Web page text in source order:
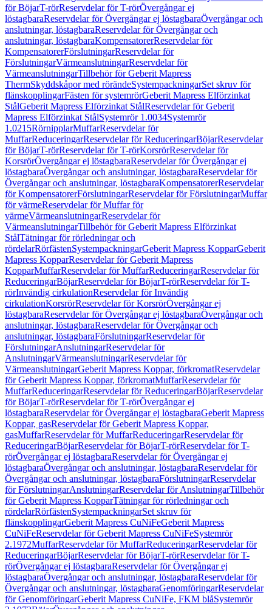
för BöjarT-rörReservdelar för T-rörÖvergångar ej
löstagbaraReservdelar för Övergångar ej löstagbaraÖvergångar och
anslutningar, löstagbaraReservdelar för Övergångar och
anslutningar, löstagbaraKompensatorerReservdelar för
KompensatorerFörslutningarReservdelar för
FörslutningarVärmeanslutningarReservdelar för
VärmeanslutningarTillbehör för Geberit Mapress
ThermSkyddskåpor med rörändeSystempackningarSet skruv för
flänskopplingarFästen för systemrörGeberit Mapress Elförzinkat
StålGeberit Mapress Elförzinkat StålReservdelar för Geberit
Mapress Elförzinkat StålSystemrör 1.0034Systemrör
1.0215RörnipplarMuffarReservdelar för
MuffarReduceringarReservdelar för ReduceringarBöjarReservdelar
för BöjarT-rörReservdelar för T-rörKorsrörReservdelar för
KorsrörÖvergångar ej löstagbaraReservdelar för Övergångar ej
löstagbaraÖvergångar och anslutningar, löstagbaraReservdelar för
Övergångar och anslutningar, löstagbaraKompensatorerReservdelar
för KompensatorerFörslutningarReservdelar för FörslutningarMuffar
för värmeReservdelar för Muffar för
värmeVärmeanslutningarReservdelar för
VärmeanslutningarTillbehör för Geberit Mapress Elförzinkat
StålTätningar för rörledningar och
rördelarRörfästenSystempackningarGeberit Mapress KopparGeberit
Mapress KopparReservdelar för Geberit Mapress
KopparMuffarReservdelar för MuffarReduceringarReservdelar för
ReduceringarBöjarReservdelar för BöjarT-rörReservdelar för T-
rörInvändig cirkulationReservdelar för Invändig
cirkulationKorsrörReservdelar för KorsrörÖvergångar ej
löstagbaraReservdelar för Övergångar ej löstagbaraÖvergångar och
anslutningar, löstagbaraReservdelar för Övergångar och
anslutningar, löstagbaraFörslutningarReservdelar för
FörslutningarAnslutningarReservdelar för
AnslutningarVärmeanslutningarReservdelar för
VärmeanslutningarGeberit Mapress Koppar, förkromatReservdelar
för Geberit Mapress Koppar, förkromatMuffarReservdelar för
MuffarReduceringarReservdelar för ReduceringarBöjarReservdelar
för BöjarT-rörReservdelar för T-rörÖvergångar ej
löstagbaraReservdelar för Övergångar ej löstagbaraGeberit Mapress
Koppar, gasReservdelar för Geberit Mapress Koppar,
gasMuffarReservdelar för MuffarReduceringarReservdelar för
ReduceringarBöjarReservdelar för BöjarT-rörReservdelar för T-
rörÖvergångar ej löstagbaraReservdelar för Övergångar ej
löstagbaraÖvergångar och anslutningar, löstagbaraReservdelar för
Övergångar och anslutningar, löstagbaraFörslutningarReservdelar
för FörslutningarAnslutningarReservdelar för AnslutningarTillbehör
för Geberit Mapress KopparTätningar för rörledningar och
rördelarRörfästenSystempackningarSet skruv för
flänskopplingarGeberit Mapress CuNiFeGeberit Mapress
CuNiFeReservdelar för Geberit Mapress CuNiFeSystemrör
2.1972MuffarReservdelar för MuffarReduceringarReservdelar för
ReduceringarBöjarReservdelar för BöjarT-rörReservdelar för T-
rörÖvergångar ej löstagbaraReservdelar för Övergångar ej
löstagbaraÖvergångar och anslutningar, löstagbaraReservdelar för
Övergångar och anslutningar, löstagbaraGenomföringarReservdelar
för GenomföringarGeberit Mapress CuNiFe, FKM blåSystemrör